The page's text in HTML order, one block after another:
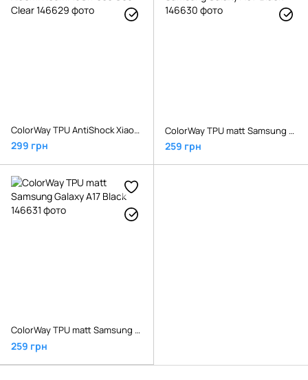
ColorWay TPU AntiShock Xiaomi Redmi 15C/Poco C85 Clear
299 грн
ColorWay TPU matt Samsung Galaxy A07 Black
259 грн
ColorWay TPU matt Samsung Galaxy A17 Black
259 грн